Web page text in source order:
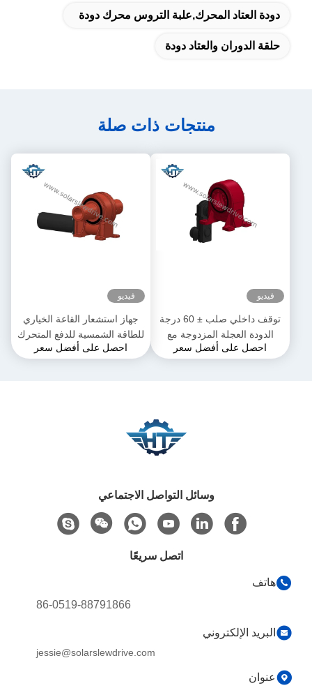
دودة العتاد المحرك,علبة التروس محرك دودة
حلقة الدوران والعتاد دودة
منتجات ذات صلة
فيديو
توقف داخلي صلب ± 60 درجة
الدودة العجلة المزدوجة مع
القفل الذاتي والدقة 0.15 درجة
احصل على أفضل سعر
فيديو
جهاز استشعار القاعة الخياري
للطاقة الشمسية للدفع المتحرك
للتركيب السريع والسهل
احصل على أفضل سعر
وسائل التواصل الاجتماعي
اتصل سريعًا
هاتف
86-0519-88791866
البريد الإلكتروني
jessie@solarslewdrive.com
عنوان